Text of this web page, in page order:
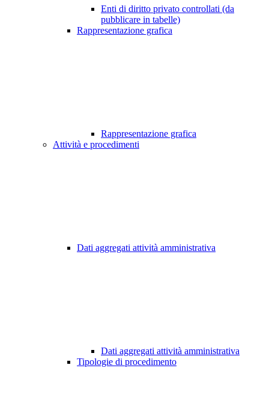
Enti di diritto privato controllati (da
pubblicare in tabelle)
Rappresentazione grafica
Rappresentazione grafica
Attività e procedimenti
Dati aggregati attività amministrativa
Dati aggregati attività amministrativa
Tipologie di procedimento